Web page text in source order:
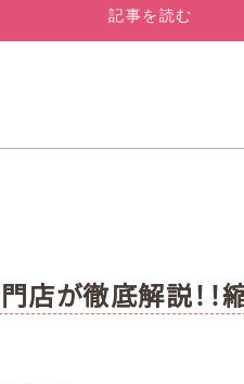
記事を読む
店が徹底解説！！